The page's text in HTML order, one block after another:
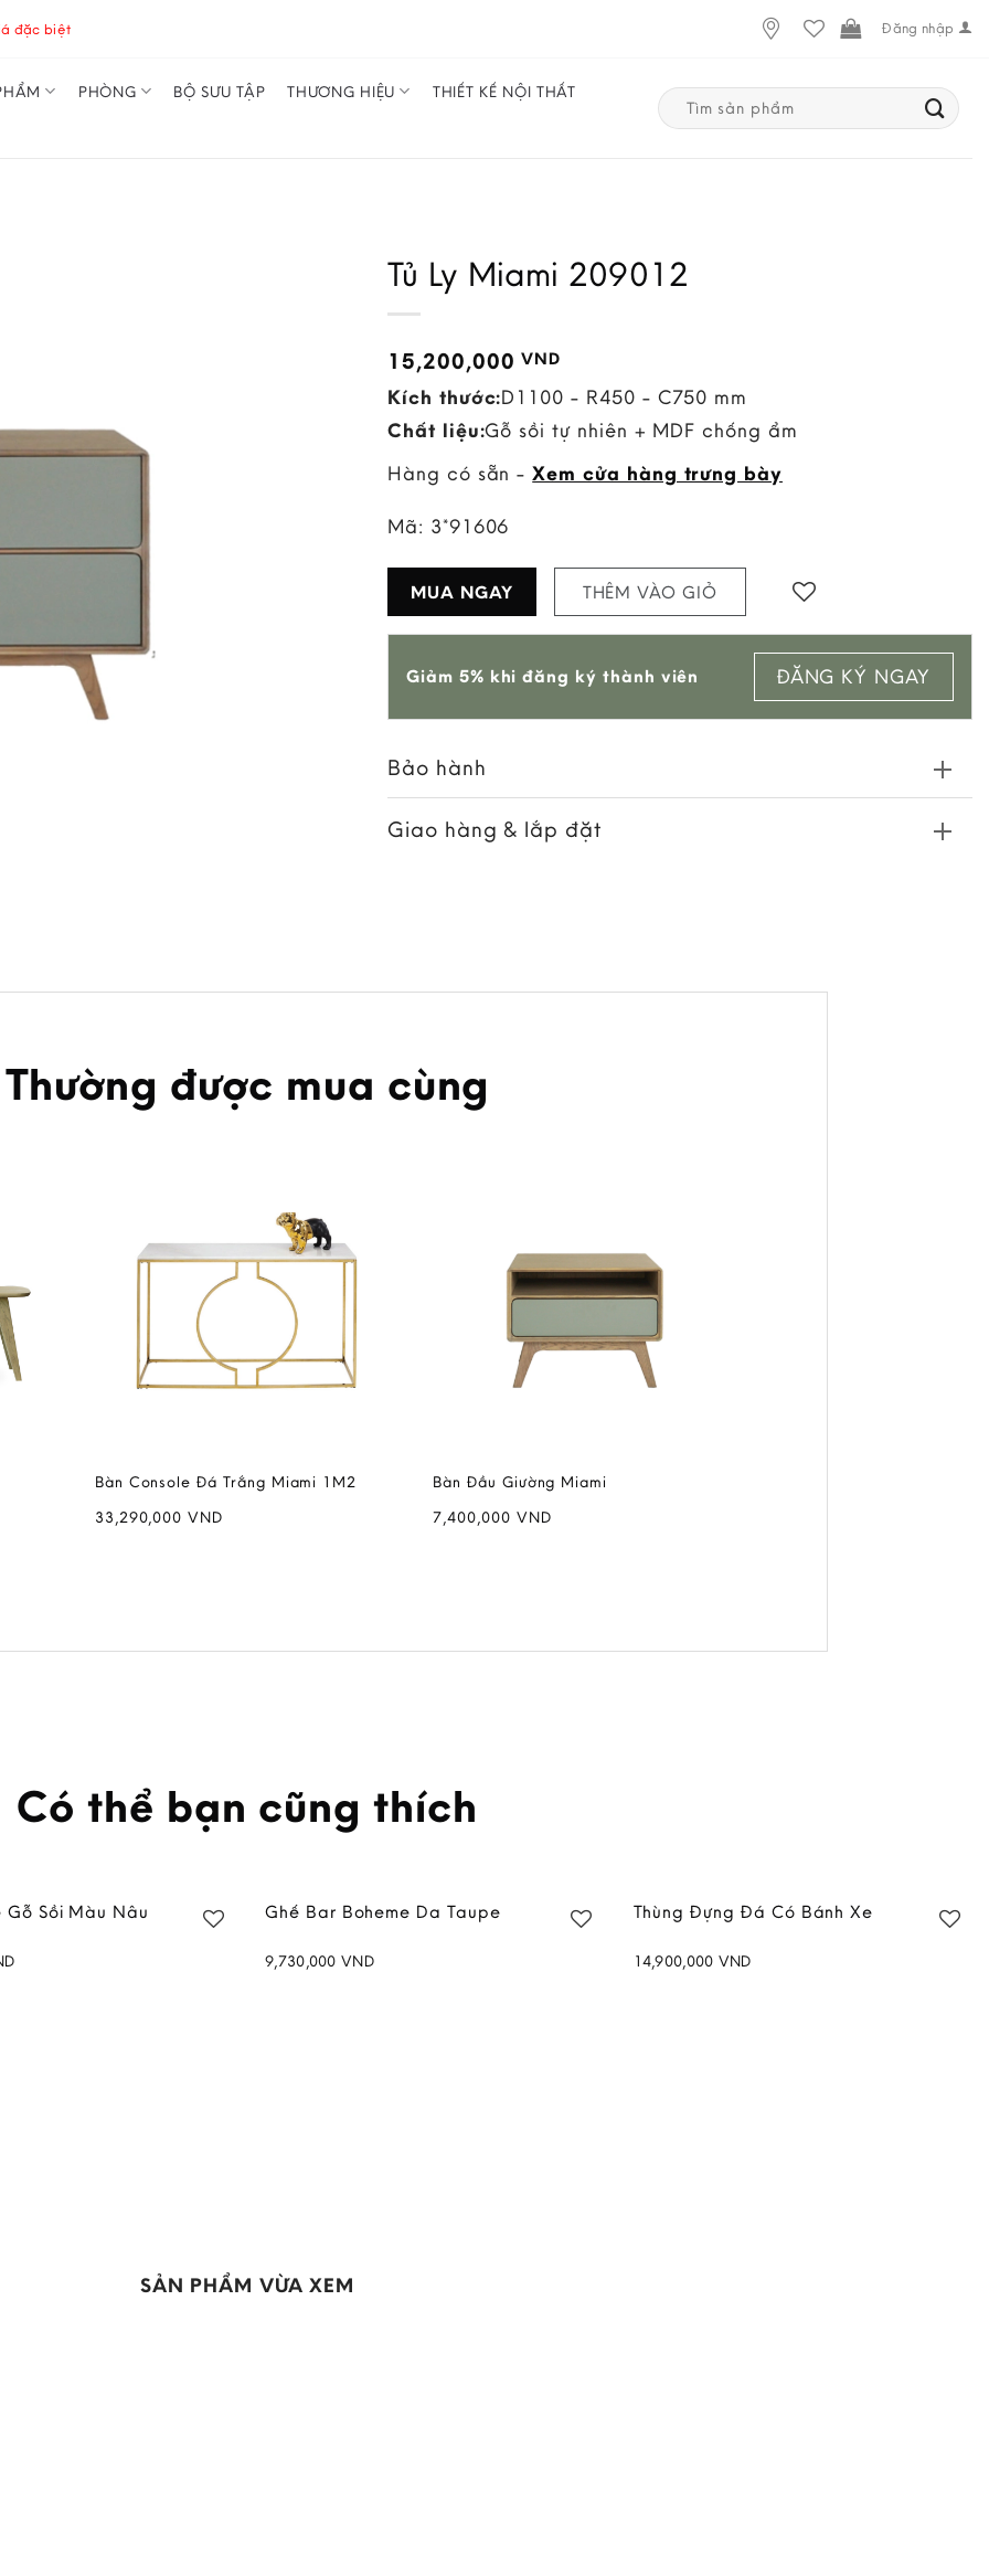
đặc biệt Đăng nhập
PHÒNG BỘ SƯU TẬP THƯƠNG HIỆU THIẾT KẾ NỘI THẤT
Search
for:
Tủ Ly Miami 209012
15,200,000VND
Kích thước:D1100 - R450 - C750 mm
Chất liệu:Gỗ sồi tự nhiên + MDF chống ẩm
Hàng có sẵn -Xem cửa hàng trưng bày
Mã: 3*91606
MUA NGAY THÊM VÀO GIỎ
Add to
Giảm 5% khi đăng ký thành viên ĐĂNG KÝ NGAY
Bảo hành
Giao hàng & lắp đặt
Thường được mua cùng
Bàn Console Đá Trắng Miami 1M2
33,290,000VND
Bàn Đầu Giường Miami
7,400,000 VND
Có thể bạn cũng thích
Gỗ Sồi Màu Nâu Ghế Bar Boheme Da Taupe
9,730,000 VND
Thùng Đựng Đá Có Bánh Xe
14,900,000 VND
SẢN PHẨM VỪA XEM